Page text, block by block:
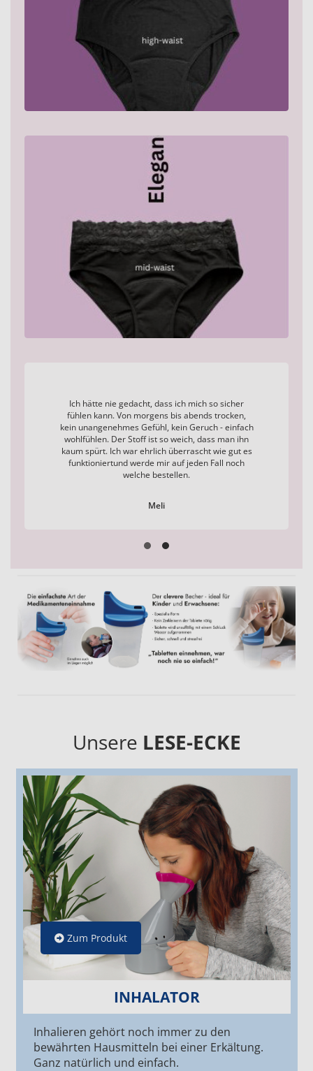
Zeig mir mehr
Ich hätte nie gedacht, dass ich mich so sicher
fühlen kann. Von morgens bis abends trocken,
kein unangenehmes Gefühl, kein Geruch - einfach
wohlfühlen. Der Stoff ist so weich, dass man ihn
kaum spürt. Ich war ehrlich überrascht wie gut es
funktioniertund werde mir auf jeden Fall noch
welche bestellen.
Meli
Unsere LESE-ECKE
INHALATOR
Inhalieren gehört noch immer zu den
bewährten Hausmitteln bei einer Erkältung.
Ganz natürlich und einfach.
Zum Produkt